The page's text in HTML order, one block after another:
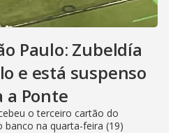
Paulo: Zubeldía
e está suspenso
a Ponte
o terceiro cartão do
banco na quarta-feira (19)